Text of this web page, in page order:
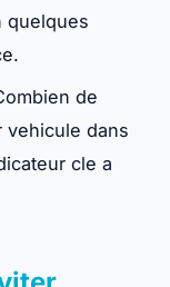
quelques
de
dans
cle a